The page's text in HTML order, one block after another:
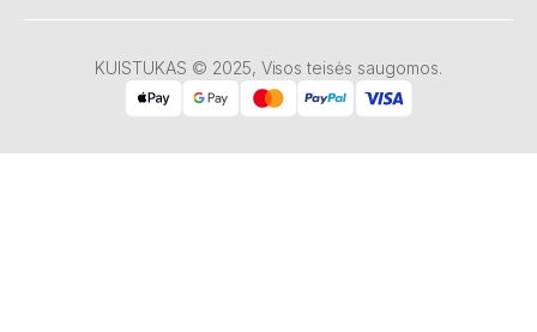
KUISTUKAS © 2025, Visos teisės saugomos.